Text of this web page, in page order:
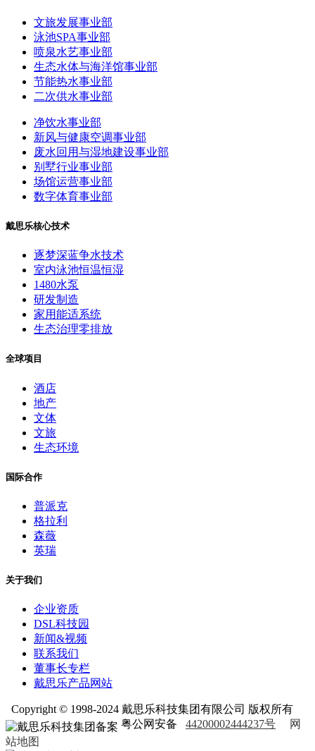
文旅发展事业部
泳池SPA事业部
喷泉水艺事业部
生态水体与海洋馆事业部
节能热水事业部
二次供水事业部
净饮水事业部
新风与健康空调事业部
废水回用与湿地建设事业部
别墅行业事业部
场馆运营事业部
数字体育事业部
戴思乐核心技术
逐梦深蓝争水技术
室内泳池恒温恒湿
1480水泵
研发制造
家用能适系统
生态治理零排放
全球项目
酒店
地产
文体
文旅
生态环境
国际合作
普派克
格拉利
森薇
英瑞
关于我们
企业资质
DSL科技园
新闻&视频
联系我们
董事长专栏
戴思乐产品网站
Copyright © 1998-2024 戴思乐科技集团有限公司 版权所有
粤公网安备 44200002444237号
网
站地图